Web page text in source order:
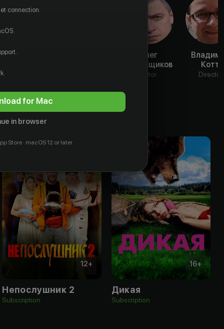
Сергей
Олег
Каменщиков
Actor
Котт
Director
12+
Непослушник 2
Subscription
16+
Дикая
Subscription
connection.
for Mac
in browser
Store · macOS 12 or later